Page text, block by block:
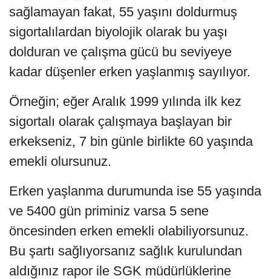
sağlamayan fakat, 55 yaşını doldurmuş
sigortalılardan biyolojik olarak bu yaşı
dolduran ve çalışma gücü bu seviyeye
kadar düşenler erken yaşlanmış sayılıyor.
Örneğin; eğer Aralık 1999 yılında ilk kez
sigortalı olarak çalışmaya başlayan bir
erkekseniz, 7 bin günle birlikte 60 yaşında
emekli olursunuz.
Erken yaşlanma durumunda ise 55 yaşında
ve 5400 gün priminiz varsa 5 sene
öncesinden erken emekli olabiliyorsunuz.
Bu şartı sağlıyorsanız sağlık kurulundan
aldığınız rapor ile SGK müdürlüklerine